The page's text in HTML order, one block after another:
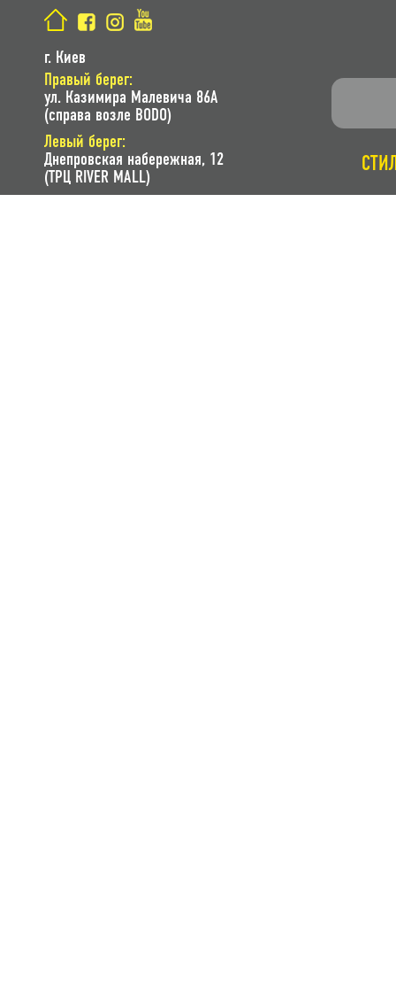
г. Киев
Правый берег:
ул. Казимира Малевича 86A
(справа возле BODO)
Левый берег:
Днепровская набережная, 12
(ТРЦ RIVER MALL)